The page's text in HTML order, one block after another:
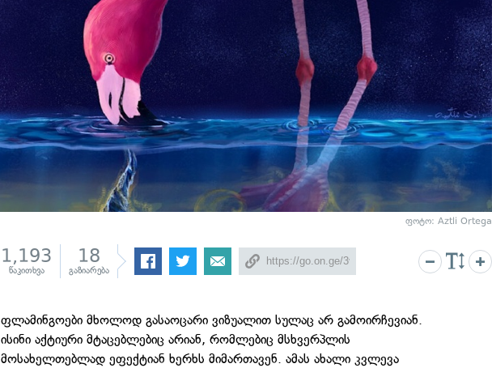
ფოტო: Aztli Ortega
1,193
წაკითხვა
18
გაზიარება
ფლამინგოები მხოლოდ გასაოცარი ვიზუალით სულაც არ გამოირჩევიან.
ისინი აქტიური მტაცებლებიც არიან, რომლებიც მსხვერპლის
მოსახელთებლად ეფექტიან ხერხს მიმართავენ. ამას ახალი კვლევა